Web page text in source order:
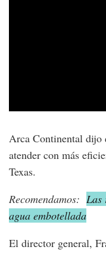
Arca Continental dijo
atender con más
Texas.
Recomendamos: Las
agua embotellada
El director general,